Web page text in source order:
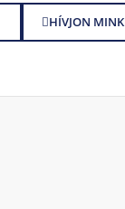
HÍVJON